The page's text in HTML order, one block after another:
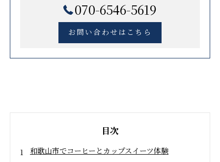
070-6546-5619
お問い合わせはこちら
目次
和歌山市でコーヒーとカップスイーツ体験